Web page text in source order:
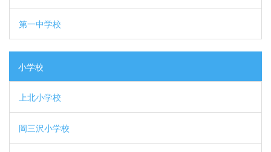
第一中学校
小学校
上北小学校
岡三沢小学校